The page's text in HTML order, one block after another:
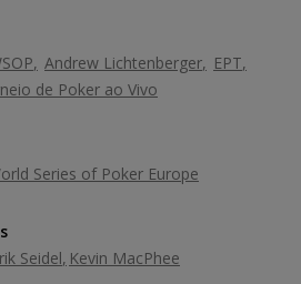
Andrew Lichtenberger
EPT
de Poker ao Vivo
Series of Poker Europe
Seidel Kevin MacPhee